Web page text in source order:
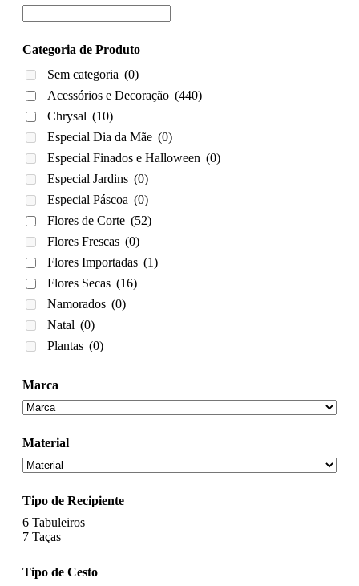
Categoria de Produto
Sem categoria (0)
Acessórios e Decoração (440)
Chrysal (10)
Especial Dia da Mãe (0)
Especial Finados e Halloween (0)
Especial Jardins (0)
Especial Páscoa (0)
Flores de Corte (52)
Flores Frescas (0)
Flores Importadas (1)
Flores Secas (16)
Namorados (0)
Natal (0)
Plantas (0)
Marca
Material
Tipo de Recipiente
6 Tabuleiros
7 Taças
Tipo de Cesto